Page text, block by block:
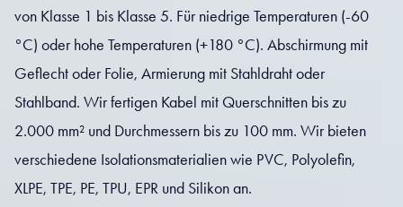
von Klasse 1 bis Klasse 5. Für niedrige Temperaturen (-60
°C) oder hohe Temperaturen (+180 °C). Abschirmung mit
Geflecht oder Folie, Armierung mit Stahldraht oder
Stahlband. Wir fertigen Kabel mit Querschnitten bis zu
2.000 mm² und Durchmessern bis zu 100 mm. Wir bieten
verschiedene Isolationsmaterialien wie PVC, Polyolefin,
XLPE, TPE, PE, TPU, EPR und Silikon an.